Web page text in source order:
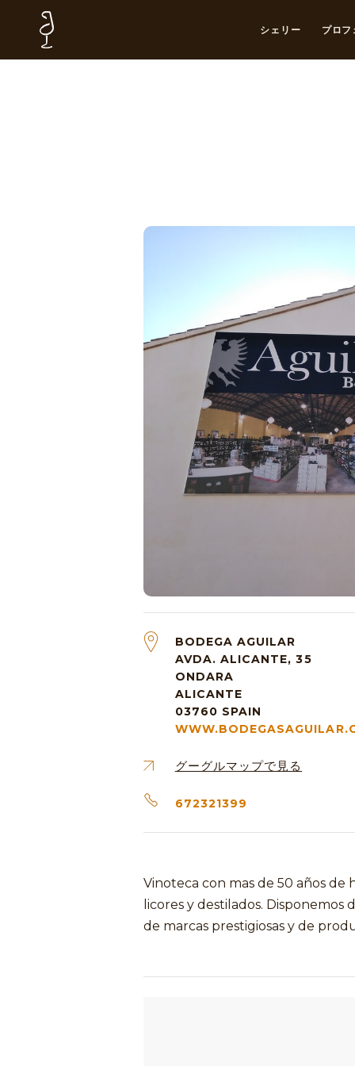
シェリー プロ
BODEGA AGUILAR
AVDA. ALICANTE, 35
ONDARA
ALICANTE
03760 SPAIN
グーグルマップで見る
672321399
Vinoteca con mas de 50 años de
licores y destilados.
de marcas prestigiosas y de